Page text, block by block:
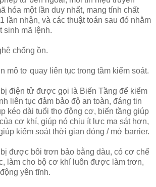
hóa một lần duy nhất, mang tính chất
lần nhận, và các thuật toán sau đó nhằm
sinh mã lệnh.
chống ồn.
mô tơ quay liên tục trong tầm kiểm soát.
điện tử được gọi là Biến Tầng để kiểm
liên tục đảm bảo độ an toàn, đáng tin
kéo dài tuổi thọ động cơ, biến tầng giúp
cơ khí, giúp nó chịu ít lực ma sát hơn,
kiểm soát thời gian đóng / mở barrier.
được bôi trơn bảo bằng dàu, có cơ chế
làm cho bộ cơ khí luôn được làm trơn,
yên tĩnh.